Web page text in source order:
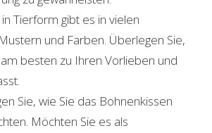
in Tierform gibt es in vielen
und Farben. Überlegen Sie,
besten zu Ihren Vorlieben und
Sie, wie Sie das Bohnenkissen
Möchten Sie es als